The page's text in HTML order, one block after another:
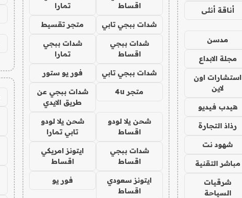
أناقة أنثى
مدسن
مجلة الابداع
استشارات اون
لاين
هيدب فيديو
رذاذ التجارة
شهود نت
مباشر التقنية
شرقيات
السياحة
اقساط
تمارا
شدات ببجي تابي متجر تقسيط
شدات ببجي
اقساط
شدات ببجي
تمارا
شدات ببجي تابي فور يو ستور
متجر 4u
شدات ببجي عن
طريق الايدي
شحن يلا لودو
اقساط
شحن يلا لودو
تابي تمارا
شدات ببجي
اقساط
ايتونز امريكي
اقساط
ايتونز سعودي
اقساط
فور يو